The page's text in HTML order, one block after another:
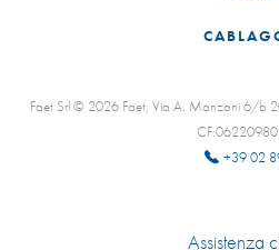
Faet Srl © 2026 Faet, Via A. Manzoni 6/b
+39 02
Assistenza